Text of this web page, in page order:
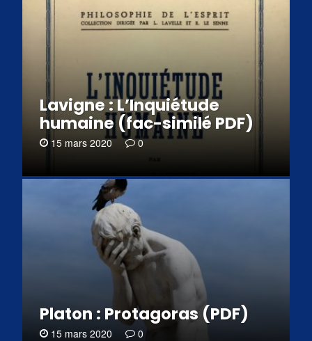
Lavigne : L’Inquiétude
humaine (fac-similé PDF)
15 mars 2020 0
Platon : Protagoras (PDF)
15 mars 2020 0